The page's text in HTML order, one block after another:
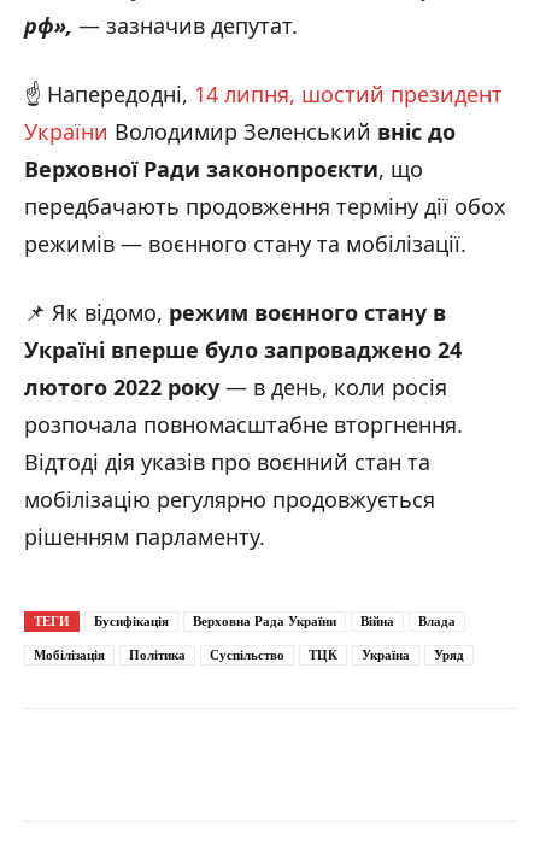
рф», — зазначив депутат.
☝️ Напередодні, 14 липня, шостий президент
України Володимир Зеленський вніс до
Верховної Ради законопроєкти, що
передбачають продовження терміну дії обох
режимів — воєнного стану та мобілізації.
📌 Як відомо, режим воєнного стану в
Україні вперше було запроваджено 24
лютого 2022 року — в день, коли росія
розпочала повномасштабне вторгнення.
Відтоді дія указів про воєнний стан та
мобілізацію регулярно продовжується
рішенням парламенту.
ТЕГИ Бусифікація Верховна Рада України Війна Влада
Мобілізація Політика Суспільство ТЦК Україна Уряд